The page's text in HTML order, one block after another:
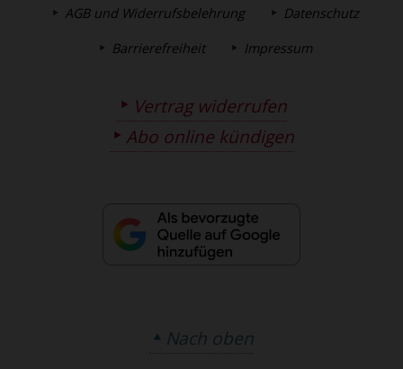
AGB und Widerrufsbelehrung Datenschutz
Barrierefreiheit Impressum
Vertrag widerrufen
Abo online kündigen
Nach oben